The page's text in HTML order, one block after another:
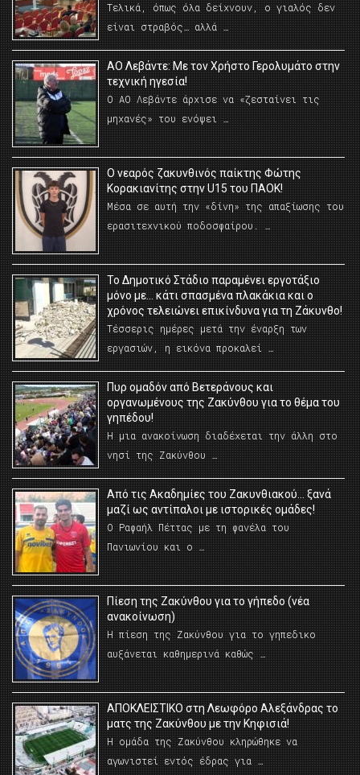
Τελικά, όπως όλα δείχνουν, ο γιαλός δεν
είναι στραβός… αλλά …
ΑΟ Λεβάντε: Με τον Χρήστο Γερολυμάτο στην
τεχνική ηγεσία!
Ο ΑΟ Λεβάντε άρχισε να «ζεσταίνει τις
μηχανές» του ενόψει …
O νεαρός ζακυνθινός παίκτης Φώτης
Κορακιανίτης στην U15 του ΠΑΟΚ!
Μέσα σε αυτή την «δίνη» της απαξίωσης του
ερασιτεχνικού ποδοσφαίρου. …
Το Δημοτικό Στάδιο παραμένει εργοτάξιο
μόνο με… κάτι σπασμένα πλακάκια και ο
χρόνος τελειώνει επικίνδυνα για τη Ζάκυνθο!
Τέσσερις ημέρες μετά την έναρξη των
εργασιών, η εικόνα προκαλεί …
Πυρ ομαδόν από Βετεράνους και
οργανωμένους της Ζακύνθου για το θέμα του
γηπέδου!
Η μια ανακοίνωση διαδέχεται την άλλη στο
νησί της Ζακύνθου …
Από τις Ακαδημίες του Ζακυνθιακού… ξανά
μαζί ως αντίπαλοι με ιστορικές ομάδες!
Ο Ραφαήλ Πέττας με τη φανέλα του
Πανιωνίου και ο …
Πίεση της Ζακύνθου για το γήπεδο (νέα
ανακοίνωση)
Η πίεση της Ζακύνθου για το γηπεδικο
αυξάνεται καθημερινά καθώς …
AΠΟΚΛΕΙΣΤΙΚΟ στη Λεωφόρο Αλεξάνδρας το
ματς της Ζακύνθου με την Κηφισιά!
Η ομάδα της Ζακύνθου κληρώθηκε να
αγωνιστεί εντός έδρας για …